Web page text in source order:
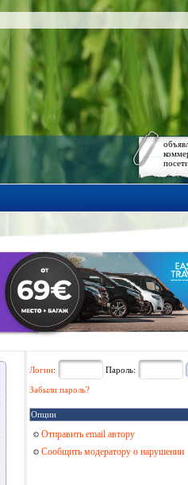
Логин: Пароль:
Забыли пароль?
Опции
Отправить email автору
Сообщить модератору о нарушении